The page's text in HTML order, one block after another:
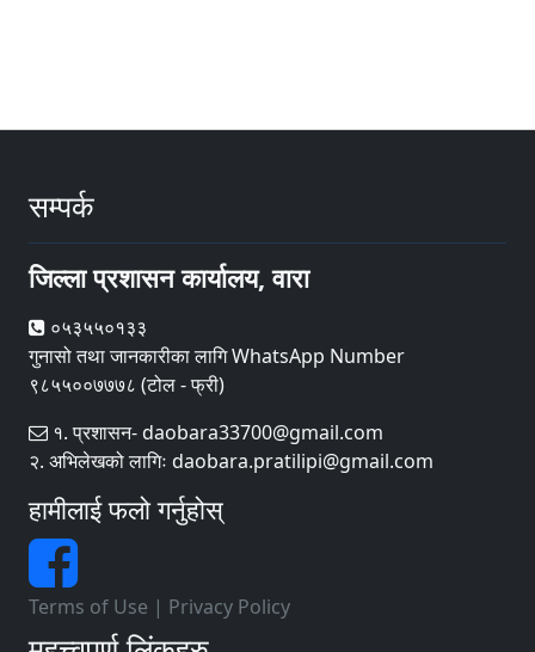
सम्पर्क
जिल्ला प्रशासन कार्यालय, वारा
०५३५५०१३३
गुनासो तथा जानकारीका लागि WhatsApp Number
९८५५००७७७८ (टोल - फ्री)
१. प्रशासन- daobara33700@gmail.com
२. अभिलेखको लागिः daobara.pratilipi@gmail.com
हामीलाई फलो गर्नुहोस्
Terms of Use | Privacy Policy